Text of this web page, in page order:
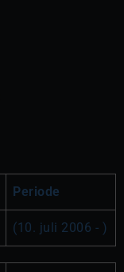
Periode
(10. juli 2006 - )